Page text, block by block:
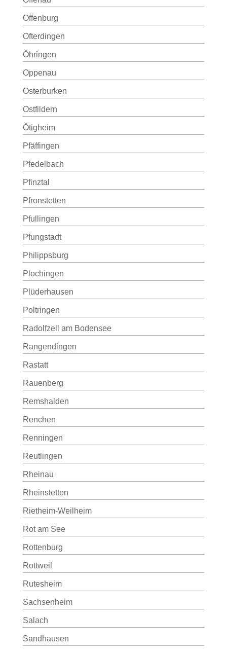
Offenburg
Ofterdingen
Öhringen
Oppenau
Osterburken
Ostfildern
Ötigheim
Pfäffingen
Pfedelbach
Pfinztal
Pfronstetten
Pfullingen
Pfungstadt
Philippsburg
Plochingen
Plüderhausen
Poltringen
Radolfzell am Bodensee
Rangendingen
Rastatt
Rauenberg
Remshalden
Renchen
Renningen
Reutlingen
Rheinau
Rheinstetten
Rietheim-Weilheim
Rot am See
Rottenburg
Rottweil
Rutesheim
Sachsenheim
Salach
Sandhausen